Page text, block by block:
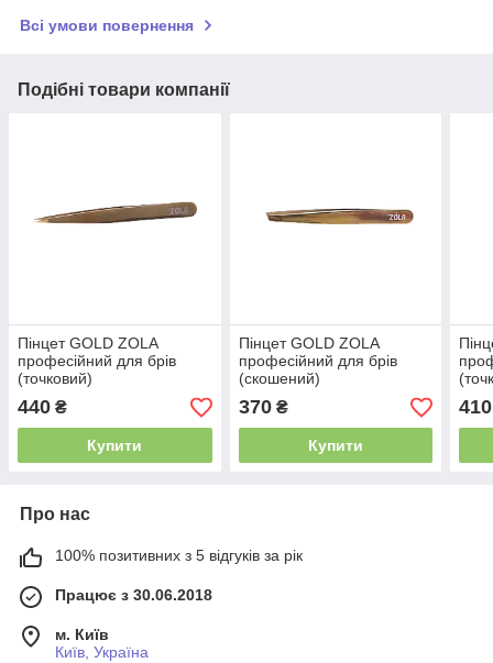
Всі умови повернення
Подібні товари компанії
Пінцет GOLD ZOLA
професійний для брів
(точковий)
440 ₴
Купити
Пінцет GOLD ZOLA
професійний для брів
(скошений)
370₴
Купити
410
Про нас
100% позитивних з 5 відгуків за рік
Працює з 30.06.2018
м. Київ
Київ, Україна